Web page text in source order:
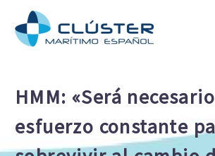
HMM: «Será
esfuerzo constante